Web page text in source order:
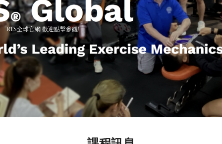
RTS全球官網 歡迎點擊參觀!